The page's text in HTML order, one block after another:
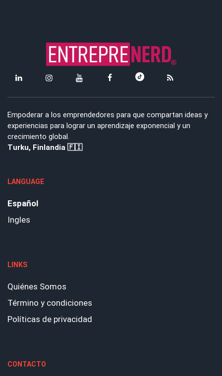
Empoderar a los emprendedores para que compartan ideas y
experiencias para lograr un aprendizaje exponencial y un
crecimiento global.
Turku, Finlandia 🇫🇮
LANGUAGE
Español
Ingles
LINKS
Quiénes Somos
Término y condiciones
Políticas de privacidad
CONTACTO